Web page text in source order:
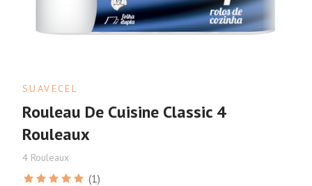
SUAVECEL
Rouleau De Cuisine Classic 4
Rouleaux
4 Rouleaux
(1)